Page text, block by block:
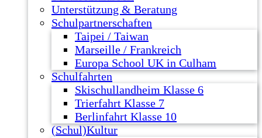
Unterstützung & Beratung
Schulpartnerschaften
Taipei / Taiwan
Marseille / Frankreich
Europa School UK in Culham
Schulfahrten
Skischullandheim Klasse 6
Trierfahrt Klasse 7
Berlinfahrt Klasse 10
(Schul)Kultur